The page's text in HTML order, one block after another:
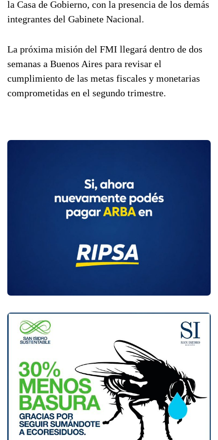
la Casa de Gobierno, con la presencia de los demás
integrantes del Gabinete Nacional.
La próxima misión del FMI llegará dentro de dos
semanas a Buenos Aires para revisar el
cumplimiento de las metas fiscales y monetarias
comprometidas en el segundo trimestre.